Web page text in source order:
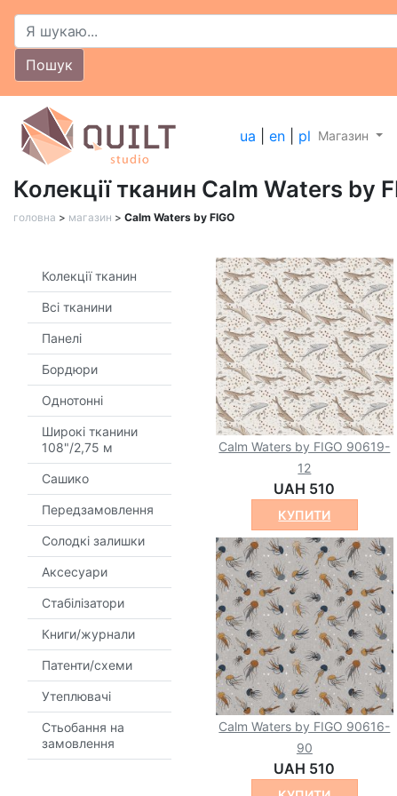
Пошук
ua en pl Магазин
Колекції тканин Calm Waters by
головна > магазин > Calm Waters by FIGO
Колекції тканин
Всі тканини
Панелі
Бордюри
Однотонні
Широкі тканини
108"/2,75 м
Сашико
Передзамовлення
Солодкі залишки
Аксесуари
Стабілізатори
Книги/журнали
Патенти/схеми
Утеплювачі
Стьобання на
замовлення
Calm Waters by FIGO 90619-
12
UAH 510
КУПИТИ
Calm Waters by FIGO 90616-
90
UAH 510